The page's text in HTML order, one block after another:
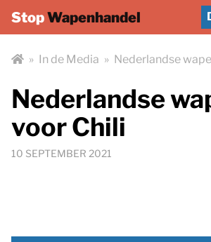
StopWapenhandel
» In de Media » Nederlandse
Nederlandse
voor Chili
10 SEPTEMBER 2021